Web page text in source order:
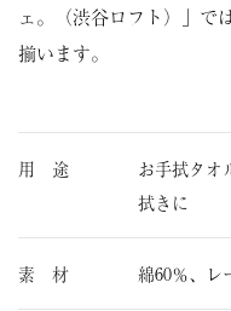
ェ。（渋谷ロフト）」で
揃います。
用 途
お手拭タ
拭きに
素 材 綿60％、レ